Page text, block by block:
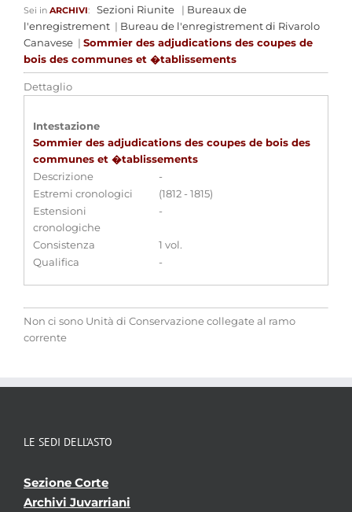
Sei in ARCHIVI: Sezioni Riunite | Bureaux de
l'enregistrement | Bureau de l'enregistrement di Rivarolo
Canavese | Sommier des adjudications des coupes de
bois des communes et �tablissements
Dettaglio
Intestazione
Sommier des adjudications des coupes de bois des
communes et �tablissements
Descrizione
-
Estremi cronologici
(1812 - 1815)
Estensioni
cronologiche
-
Consistenza
1 vol.
Qualifica
-
Non ci sono Unità di Conservazione collegate al ramo
corrente
LE SEDI DELL’ASTO
Sezione Corte
Archivi Juvarriani